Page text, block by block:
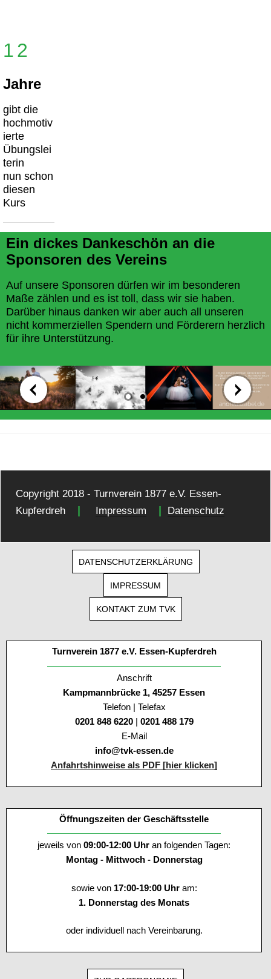
12
Jahre
gibt die
hochmotiv
ierte
Übungslei
terin
nun schon
diesen
Kurs
Ein dickes Dankeschön an die
Sponsoren des Vereins
Auf unsere Sponsoren dürfen wir im besonderen
Maße zählen und es ist toll, dass wir sie haben.
Darüber hinaus danken wir aber auch all unseren
nicht kommerziellen Spendern und Förderern herzlich
für ihre Unterstützung.
Copyright 2018 - Turnverein 1877 e.V. Essen-
Kupferdreh
| Impressum | Datenschutz
DATENSCHUTZERKLÄRUNG
IMPRESSUM
KONTAKT ZUM TVK
Turnverein 1877 e.V. Essen-Kupferdreh
Anschrift
Kampmannbrücke 1, 45257 Essen
Telefon | Telefax
0201 848 6220 | 0201 488 179
E-Mail
info@tvk-essen.de
Anfahrtshinweise als PDF [hier klicken]
Öffnungszeiten der Geschäftsstelle
jeweils von 09:00-12:00 Uhr an folgenden Tagen:
Montag - Mittwoch - Donnerstag
sowie von 17:00-19:00 Uhram:
1. Donnerstag des Monats
oder individuell nach Vereinbarung.